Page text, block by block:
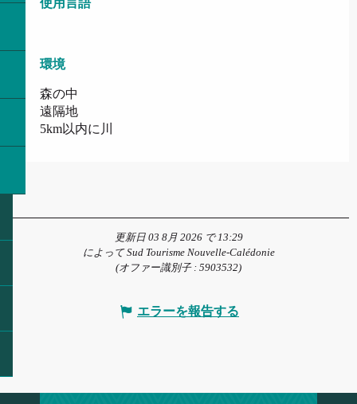
環境
環境
森の中
遠隔地
5km以内に川
更新日 03 8月 2026 で 13:29
によって Sud Tourisme Nouvelle-Calédonie
(オファー識別子 : 5903532)
エラーを報告する